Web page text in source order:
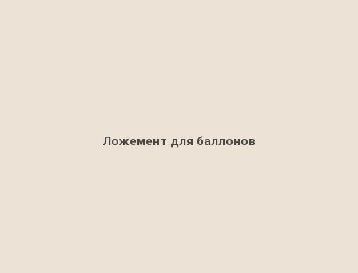
Ложемент для баллонов